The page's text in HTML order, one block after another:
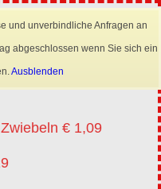
und unverbindliche Anfragen an
abgeschlossen wenn Sie sich ein
Ausblendenoder Streifen
€ 1,09
×